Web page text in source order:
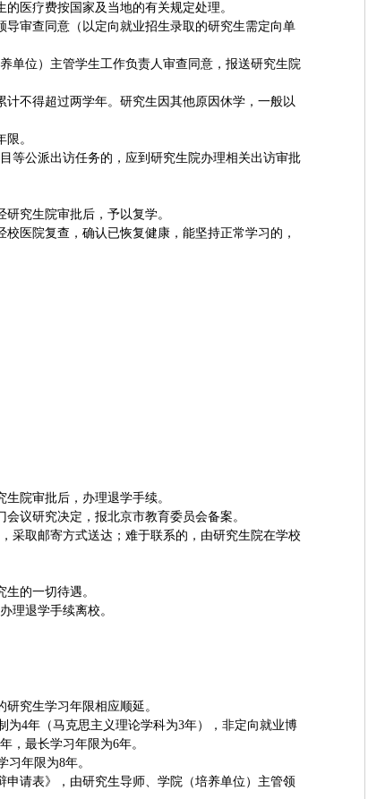
医疗费按国家及当地的有关规定处理。
审查同意（以定向就业招生录取的研究生需定向单
单位）主管学生工作负责人审查同意，报送研究生院
不得超过两学年。研究生因其他原因休学，一般以
。
等公派出访任务的，应到研究生院办理相关出访审批
究生院审批后，予以复学。
医院复查，确认已恢复健康，能坚持正常学习的，
院审批后，办理退学手续。
议研究决定，报北京市教育委员会备案。
采取邮寄方式送达；难于联系的，由研究生院在学校
的一切待遇。
理退学手续离校。
究生学习年限相应顺延。
为4年（马克思主义理论学科为3年），非定向就业博
年，最长学习年限为6年。
习年限为8年。
请表》，由研究生导师、学院（培养单位）主管领